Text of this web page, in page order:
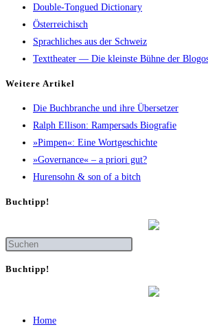
Double-Tongued Dictionary
Österreichisch
Sprachliches aus der Schweiz
Texttheater — Die kleinste Bühne der
Wei­te­re Artikel
Die Buch­bran­che und ihre Übersetzer
Ralph Elli­son: Ram­pers­ads Biografie
»Pim­pen«: Eine Wortgeschichte
»Gover­nan­ce« – a prio­ri gut?
Huren­sohn & son of a bitch
Buch­tipp!
Buch­tipp!
Home